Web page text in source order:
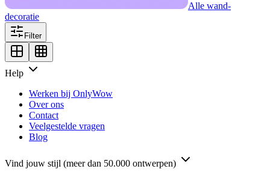
Alle wand-
decoratie
Filter
Help
Werken bij OnlyWow
Over ons
Contact
Veelgestelde vragen
Blog
Vind jouw stijl (meer dan 50.000 ontwerpen)